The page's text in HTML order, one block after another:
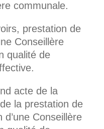
communale.
prestation de
Conseillère
qualité de
acte de la
la prestation de
d’une Conseillère